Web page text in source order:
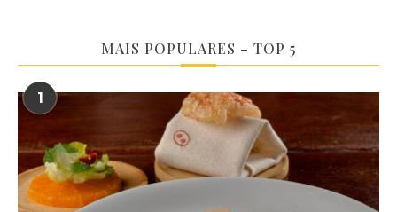
MAIS POPULARES – TOP 5
1